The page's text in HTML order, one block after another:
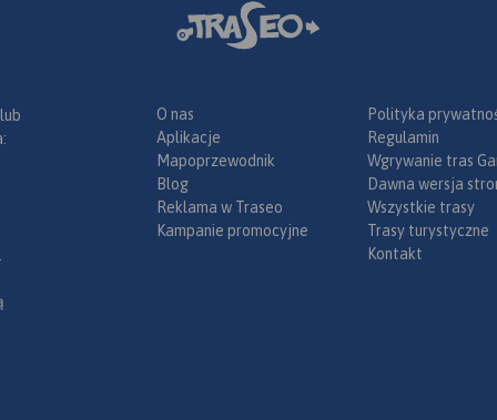
O nas
Aplikacje
Mapoprzewodnik
Blog
Reklama w Traseo
Kampanie promocyjne
Polityka
Regulamin
Wgrywanie tras
Dawna wersja
Wszystkie trasy
Trasy turystyczne
Kontakt